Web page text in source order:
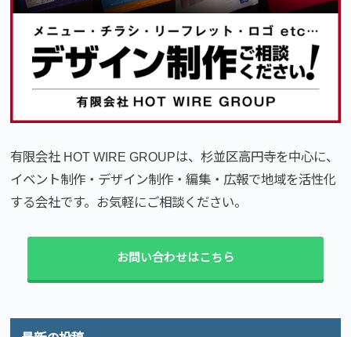
有限会社 HOT WIRE GROUPは、杉並区高円寺を中心に、
イベント制作・デザイン制作・編集・広報で地域を活性化
する会社です。お気軽にご相談ください。
お問い合わせはこちら